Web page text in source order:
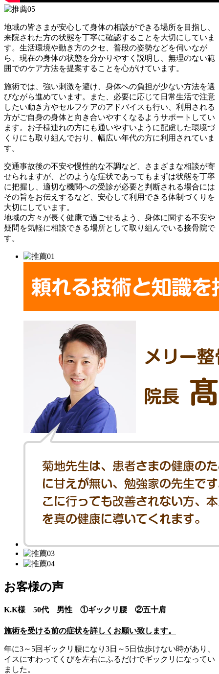
地域の皆さまが安心して身体の相談ができる場所を目指し、
来院された方の状態を丁寧に確認することを大切にしていま
す。生活環境や動き方のクセ、普段の姿勢などを伺いなが
ら、現在の身体の状態を分かりやすく説明し、無理のない範
囲でのケア方法を提案することを心がけています。
施術では、強い刺激を避け、身体への負担が少ない方法を選
びながら進めています。また、必要に応じて日常生活で注意
したい動き方やセルフケアのアドバイスも行い、利用される
方がご自身の身体と向き合いやすくなるようサポートしてい
ます。お子様連れの方にも通いやすいように配慮した環境づ
くりにも取り組んでおり、幅広い年代の方に利用されていま
す。
交通事故後の不安や慢性的な不調など、さまざまな相談が寄
せられますが、どのような症状であってもまずは状態を丁寧
に把握し、適切な機関への受診が必要と判断される場合には
その旨をお伝えするなど、安心して利用できる体制づくりを
大切にしています。
地域の方々が長く健康で過ごせるよう、身体に関する不安や
疑問を気軽に相談できる場所として取り組んでいる接骨院で
す。
お客様の声
K.K様 50代 男性 ①ギックリ腰 ②五十肩
施術を受ける前の症状を詳しくお願い致します。
年に3～5回ギックリ腰になり3日～5日位歩けない時があり、
イスにすわってくびを左右にふるだけでギックリになってい
ました。